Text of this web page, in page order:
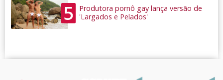
5
Produtora pornô gay lança versão de
'Largados e Pelados'